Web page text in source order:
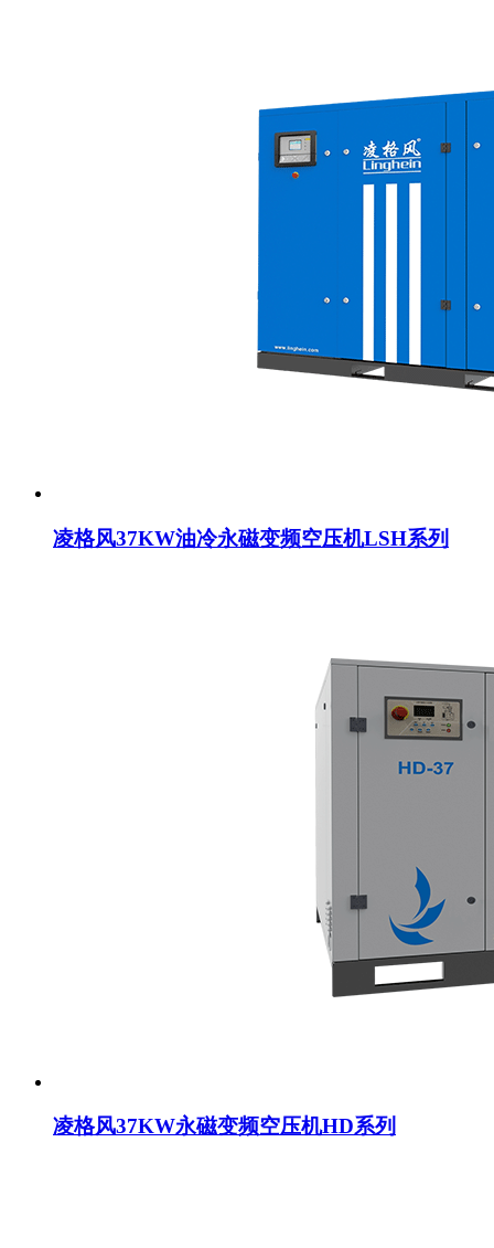
凌格风37KW油冷永磁变频空压机LSH系列
凌格风37KW永磁变频空压机HD系列